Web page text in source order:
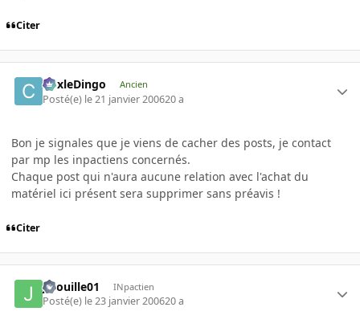
Citer
CoxleDingo Ancien
Posté(e) le 21 janvier 200620 a
Bon je signales que je viens de cacher des posts, je contact
par mp les inpactiens concernés.
Chaque post qui n'aura aucune relation avec l'achat du
matériel ici présent sera supprimer sans préavis !
Citer
jibouille01 INpactien
Posté(e) le 23 janvier 200620 a